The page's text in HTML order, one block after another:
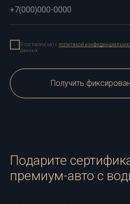
+7(000)000-0000
Я согласен(на) с политикой
данных
Получить
Подарите
премиум-авто с